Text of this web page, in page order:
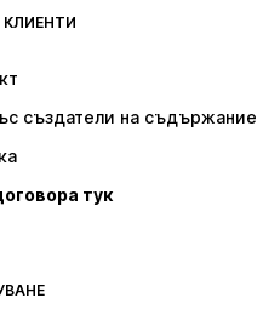
Пуловери и Трикотаж
Поли
създатели на съдържание
тук